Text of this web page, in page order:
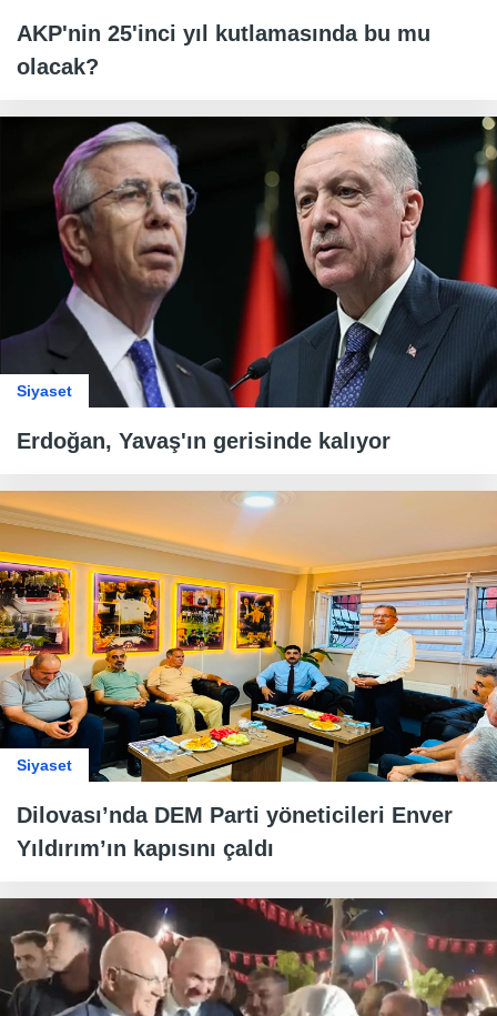
AKP'nin 25'inci yıl kutlamasında bu mu
olacak?
Siyaset
Erdoğan, Yavaş'ın gerisinde kalıyor
Siyaset
Dilovası’nda DEM Parti yöneticileri Enver
Yıldırım’ın kapısını çaldı